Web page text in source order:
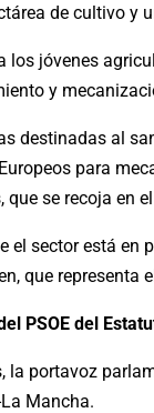
de cultivo y
los jóvenes
y
destinadas al
para
se recoja en
el sector está en
que representa
PSOE del
la portavoz
Mancha.